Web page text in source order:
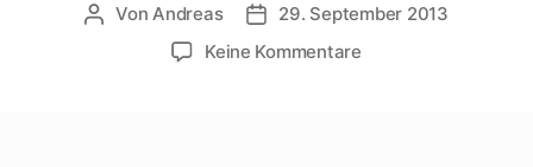
Beitragsautor
Von Andreas Beitragsdatum
29. September 2013
Keine Kommentarezu